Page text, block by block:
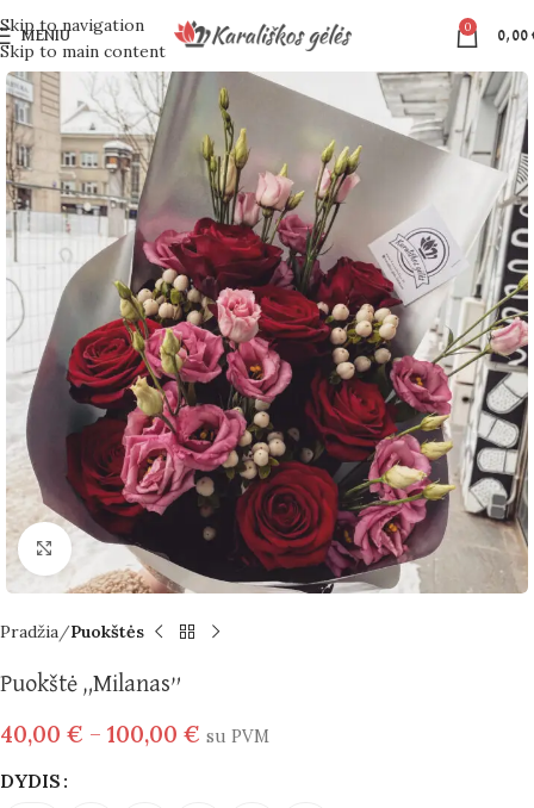
Skip to navigation
Skip to main content
MENIU
0
0,00
Spustelėkite norėdami padidinti
Pradžia Puokštės
Puokštė „Milanas”
40,00 € – 100,00 € su PVM
DYDIS